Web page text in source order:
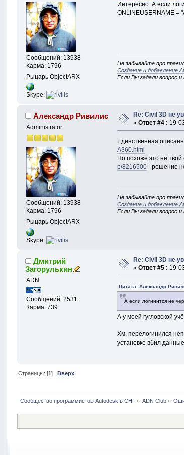
Сообщений: 13938
Карма: 1796
Рыцарь ObjectARX
Skype:
Интересно. А если
ONLINEUSERNAME =
Не забывайте про
Создание и добавление
Если Вы задали вопрос
Александр Ривилис
Administrator
Сообщений: 13938
Карма: 1796
Рыцарь ObjectARX
Skype:
Re: Civil 3D не
«Ответ #4 : 19-
Единственная
A360.html
Но похоже это не
p/8216500 - решение
Не забывайте про
Создание и добавление
Если Вы задали вопрос
Дмитрий
Загорулькин
ADN
Сообщений: 2531
Карма: 739
Re: Civil 3D не
«Ответ #5 : 19-
Цитата: Александр
А если логинится не
А у моей гугловской
Хм, перелогинился
установке вбил
Страницы: [1 ]
Вверх
Сообщество программистов Autodesk в СНГ» ADN Club »